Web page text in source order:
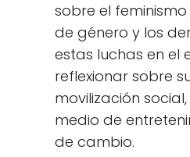
sobre el
de género y los
estas luchas en el
reflexionar sobre
movilización
medio de
de cambio.